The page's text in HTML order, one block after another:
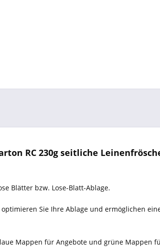
RC 230g seitliche
Blätter bzw. Lose-Blatt-Ablage.
Sie Ihre Ablage und ermöglichen
Mappen für Angebote und grüne Mappen